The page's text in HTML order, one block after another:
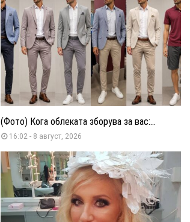
(Фото) Кога облеката зборува за вас:...
16:02 - 8 август, 2026